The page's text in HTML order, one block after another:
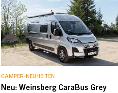
CAMPER-NEUHEITEN
Neu: Weinsberg CaraBus Grey